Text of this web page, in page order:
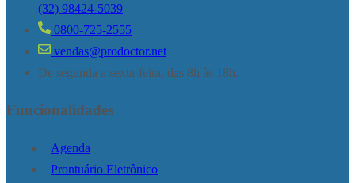
(32) 98424-5039
0800-725-2555
vendas@prodoctor.net
De segunda a sexta-feira, das 8h às 18h.
Funcionalidades
Agenda
Prontuário Eletrônico